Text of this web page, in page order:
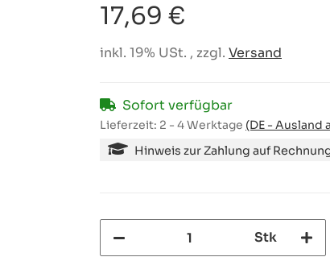
17,69 €
inkl. 19% USt. , zzgl. Versand
Sofort verfügbar
Lieferzeit: 2 - 4 Werktage (DE - Ausland
Hinweis zur Zahlung auf
Stk